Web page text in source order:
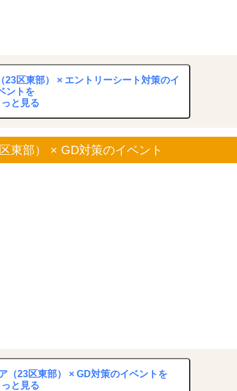
区東部） × エントリーシート対策のイ
ントを
っと見る
東部） × GD対策のイベント
（23区東部） × GD対策のイベントを
っと見る